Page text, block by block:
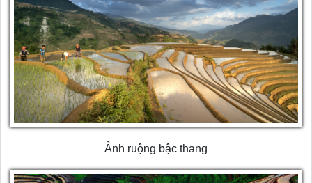
Ảnh ruộng bậc thang